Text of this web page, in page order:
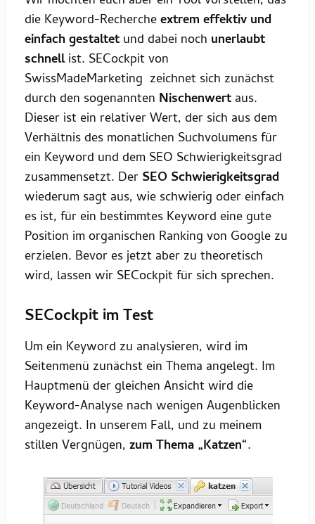
die Keyword-Rechercheextrem effektiv und
einfach gestaltet und dabei noch unerlaubt
schnellist. SECockpit von
SwissMadeMarketing zeichnet sich zunächst
durch den sogenannten Nischenwert aus.
Dieser ist ein relativer Wert, der sich aus dem
Verhältnis des monatlichen Suchvolumens für
ein Keyword und dem SEO Schwierigkeitsgrad
zusammensetzt. Der SEO Schwierigkeitsgrad
wiederum sagt aus, wie schwierig oder einfach
es ist, für ein bestimmtes Keyword eine gute
Position im organischen Ranking von Google zu
erzielen. Bevor es jetzt aber zu theoretisch
wird, lassen wir SECockpit für sich sprechen.
SECockpit im Test
Um ein Keyword zu analysieren, wird im
Seitenmenü zunächst ein Thema angelegt. Im
Hauptmenü der gleichen Ansicht wird die
Keyword-Analyse nach wenigen Augenblicken
angezeigt. In unserem Fall, und zu meinem
stillen Vergnügen, zum Thema „Katzen“.